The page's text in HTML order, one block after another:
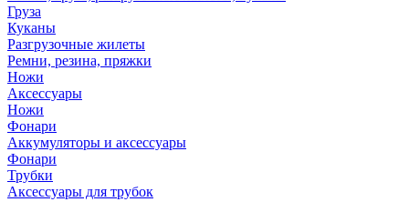
Груза
Куканы
Разгрузочные жилеты
Ремни, резина, пряжки
Ножи
Аксессуары
Ножи
Фонари
Аккумуляторы и аксессуары
Фонари
Трубки
Аксессуары для трубок